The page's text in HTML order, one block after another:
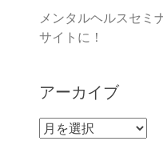
メンタルヘルスセミ
サイトに！
アーカイブ
ア